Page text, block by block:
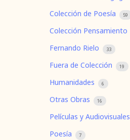
Colección de Poesía 59
Colección Pensamiento
Fernando Rielo 33
Fuera de Colección 19
Humanidades 6
Otras Obras 16
Películas y Audiovisuales
Poesía 7